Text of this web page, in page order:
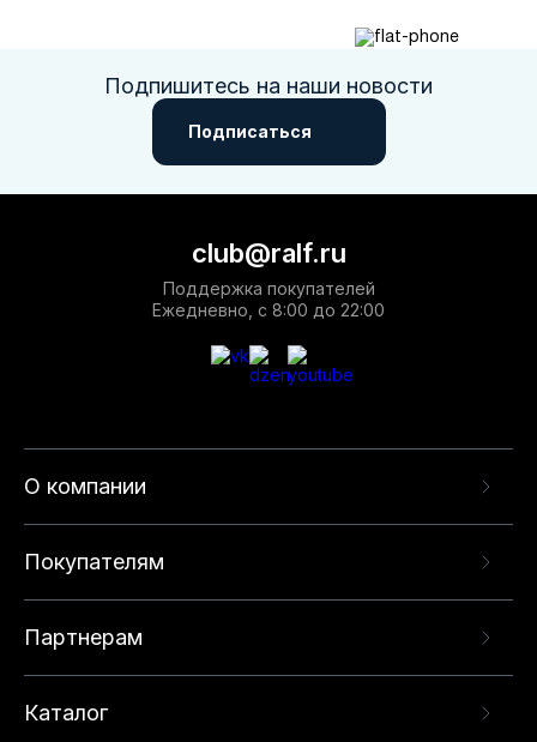
Подпишитесь на наши новости
Подписаться
О компании
Покупателям
Партнерам
Каталог
club@ralf.ru
Поддержка покупателей
Ежедневно, с 8:00 до 22:00